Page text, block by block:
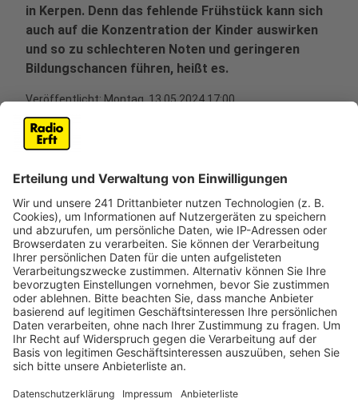
in Kerpen. Denn das fehlende Frühstück kann sich
auch auf die Konzentration der Kinder auswirken
und so zu schlechteren Noten und geringeren
Bildungschancen führen, heißt es.
Veröffentlicht:Montag, 13.05.2024 17:00
Anzeige
Mit Hilfe von ehrenamtlichen Helfern will der Verein
jetzt auch an der Albertus-Magnus-Grundschule in
Kerpen ein kostenloses Schulfrühstück anbieten. Um
das Projekt in Kerpen umzusetzen, sucht der Verein
jetzt noch nach Ehrenamtlern, die den Schülerinnen
und Schülern an Schultagen Frühstück vorbereiten und
mit ihnen Zeit verbringen.Dafür sucht BrotZeit
insbesondere Senioren, denn die könnten neben dem
Frühstück auch ihre Lebenserfahrung an die Kinder
weitergeben, heißt es vom Verein. Und gerade der
Austausch der Generationen sei besonders